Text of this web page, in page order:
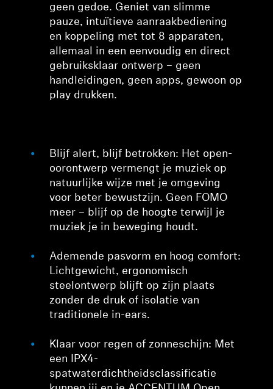
geen gedoe. Geniet van slimme
pauze, intuïtieve aanraakbediening
en koppeling met tot 8 apparaten,
allemaal in een eenvoudig en direct
gebruiksklaar ontwerp – geen
handleidingen, geen apps, gewoon op
play drukken.
Blijf alert, blijf betrokken: Het open-
oorontwerp vermengt je muziek op
natuurlijke wijze met je omgeving
voor beter bewustzijn. Geen FOMO
meer – blijf op de hoogte terwijl je
muziek je in beweging houdt.
Ademende pasvorm en hoog comfort:
Lichtgewicht, ergonomisch
steelontwerp blijft op zijn plaats
zonder de druk of isolatie van
traditionele in-ears.
Klaar voor regen of zonneschijn: Met
een IPX4-
spatwaterdichtheidsclassificatie